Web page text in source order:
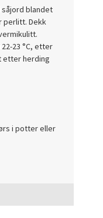
såjord blandet
perlitt. Dekk
23 °C, etter
etter herding
i potter eller